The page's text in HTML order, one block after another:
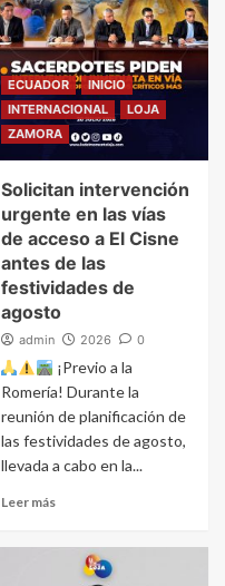
ECUADOR
INICIO
INTERNACIONAL
LOJA
ZAMORA
Solicitan intervención
urgente en las vías
de acceso a El Cisne
antes de las
festividades de
agosto
admin 2026 0
¡Previo a la
Romería! Durante la
reunión de planificación de
las festividades de agosto,
llevada a cabo en la...
Leer más